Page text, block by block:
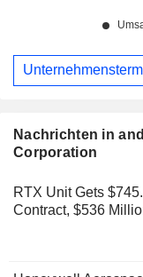
Nachrichten in
Corporation
RTX Unit Gets
Contract, $536